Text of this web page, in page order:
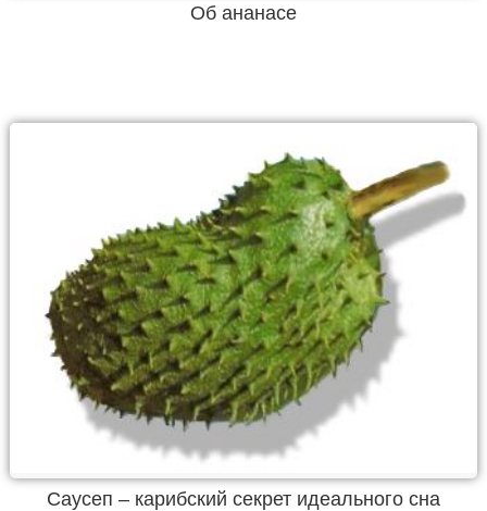
Об ананасе
Саусеп – карибский секрет идеального сна